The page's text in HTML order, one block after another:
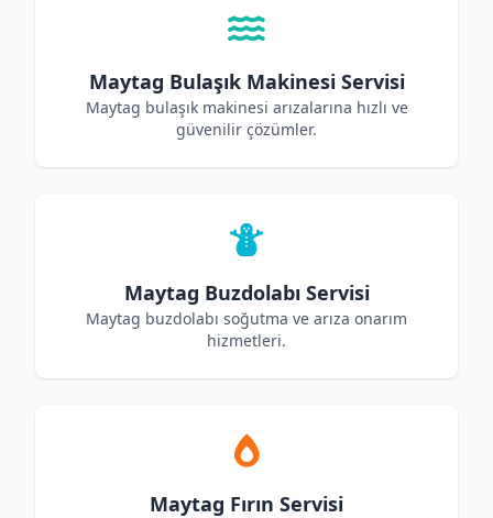
Maytag Bulaşık Makinesi Servisi
Maytag bulaşık makinesi arızalarına hızlı ve
güvenilir çözümler.
Maytag Buzdolabı Servisi
Maytag buzdolabı soğutma ve arıza onarım
hizmetleri.
Maytag Fırın Servisi